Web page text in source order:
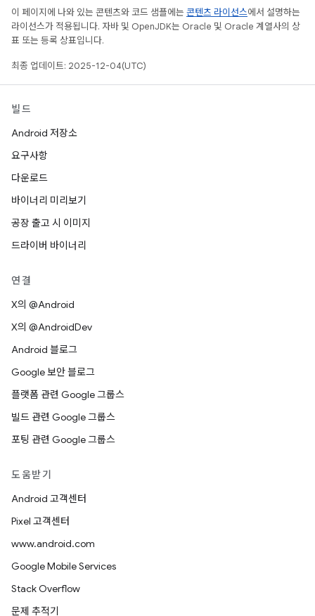
이 페이지에 나와 있는 콘텐츠와 코드 샘플에는 콘텐츠 라이선스에서 설명하는
라이선스가 적용됩니다. 자바 및 OpenJDK는 Oracle 및 Oracle 계열사의 상
표 또는 등록 상표입니다.
최종 업데이트: 2025-12-04(UTC)
빌드
Android 저장소
요구사항
다운로드
바이너리 미리보기
공장 출고 시 이미지
드라이버 바이너리
연결
X의 @Android
X의 @AndroidDev
Android 블로그
Google 보안 블로그
플랫폼 관련 Google 그룹스
빌드 관련 Google 그룹스
포팅 관련 Google 그룹스
도움받기
Android 고객센터
Pixel 고객센터
www.android.com
Google Mobile Services
Stack Overflow
문제 추적기